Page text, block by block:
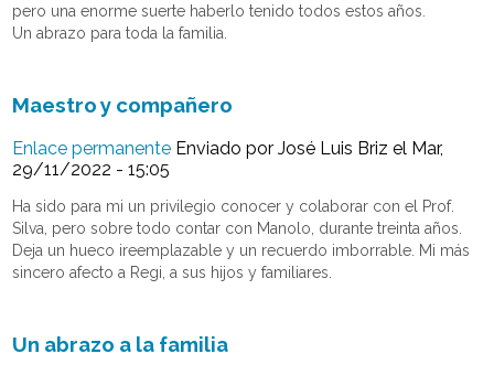
pero una enorme suerte haberlo tenido todos estos años.
Un abrazo para toda la familia.
Maestro y compañero
Enlace permanente Enviado porJosé Luis Briz el Mar,
29/11/2022 - 15:05
Ha sido para mi un privilegio conocer y colaborar con el Prof.
Silva, pero sobre todo contar con Manolo, durante treinta años.
Deja un hueco ireemplazable y un recuerdo imborrable. Mi más
sincero afecto a Regi, a sus hijos y familiares.
Un abrazo a la familia